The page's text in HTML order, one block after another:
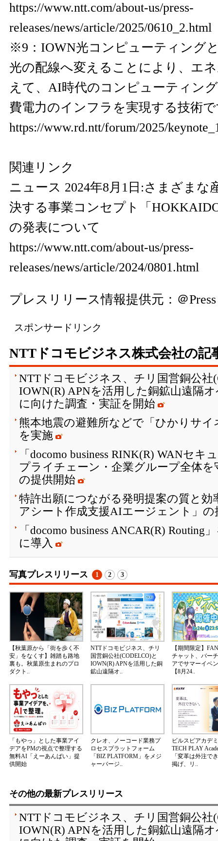
https://www.ntt.com/about-us/press-
releases/news/article/2025/0610_2.html
※9：IOWN光コンピューティング
光の配線へ変えることにより、エ
えて、AI時代のコンピューティン
費電力のインフラを実現する技術
https://www.rd.ntt/forum/2025/
関連リンク
ニュース 2024年8月1日:さまざまな
決する事業コンセプト「
の発表について
https://www.ntt.com/about-us/press-
releases/news/article/2024/0801.html
プレスリリース情報提供元： ＠Press
スポンサードリンク
NTTドコモビジネス株式会社の記
NTTドコモビジネス、チリ国営銅公社
IOWN(R) APNを活用した銅鉱山遠隔
に向けた調査・実証を開始
熊本地震の避難所などで「ひかりサ
を実施
「docomo business RINK(R) WANセ
プライチェーン・企業グループ全体を
の提供開始
特許出願につながる発明提案の質と効
アシート作成支援AIエージェント」の
「docomo business ANCAR(R) Routing
に導入
写真プレスリリース 1 2 3
【秋葉原から「街を歩く不
安」をなくす】雑踏も路地
裏も。秋葉原生まれのプロ
ダクト..
NTTドコモビジネス、チリ
国営銅公社(CODELCO)と
IOWN(R) APNを活用した銅
鉱山遠隔オ..
【期間限定】
チャット、バー
アでサマーイベ
【8月24..
「もやっ」とした事業アイ
デアをPMの視点で整理する
無料AI「えーあんばい」提
供開始
クレオ、ノーコード業務プ
ロセスプラットフォーム
「BIZ PLATFORM」をメジ
ャーバージ..
ビルスピアカデ
TECH PLAY
「変革は外注で
掲げ、リ..
その他の最新プレスリリース
NTTドコモビジネス、チリ国営銅公社
IOWN(R) APNを活用した銅鉱山遠隔